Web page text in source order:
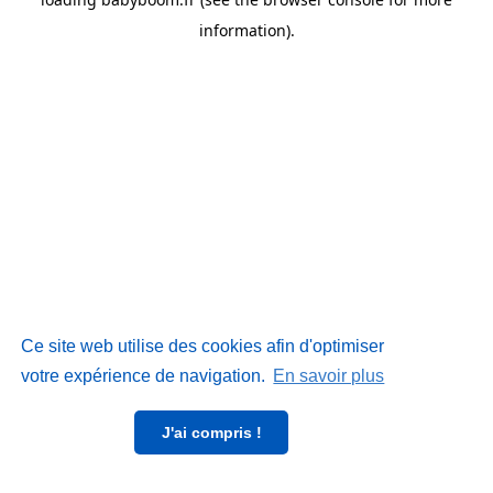
Ce site web utilise des cookies afin d'optimiser
votre expérience de navigation. En savoir plus
J'ai compris !
information).